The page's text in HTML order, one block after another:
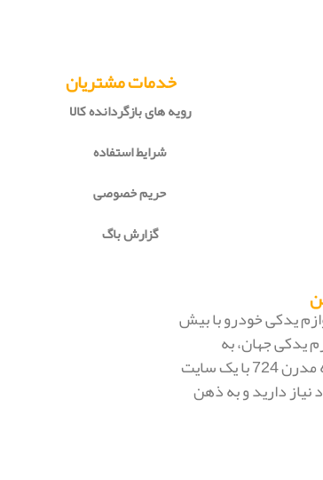
خدمات مشتریان
رویه های بازگردانده کالا
شرایط استفاده
حریم خصوصی
گزارش باگ
لوازم یدکی خودرو با بیش
یدکی جهان، به
بزرگ‌ترین فروشگاه اینترنتی ایران تبدیل شود. به محض ورود به مدرن 724 با یک سایت
دارید و به ذهن